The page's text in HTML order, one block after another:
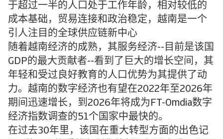
于超过一半的人口处于工作年龄，相对较低的
成本基础，贸易连接和政治稳定，越南是一个
引人注目的全球供应链新中心
随着越南经济的成熟，其服务经济--目前是该国
GDP的最大贡献者--看到了巨大的增长空间，其
年轻和受过良好教育的人口优势为其提供了动
力。越南的数字经济也有望在2022年至2026年
期间迅速增长，到2026年将成为FT-Omdia数字
经济指数调查的51个国家中最快的。
在过去30年里，该国在重大转型方面的出色记